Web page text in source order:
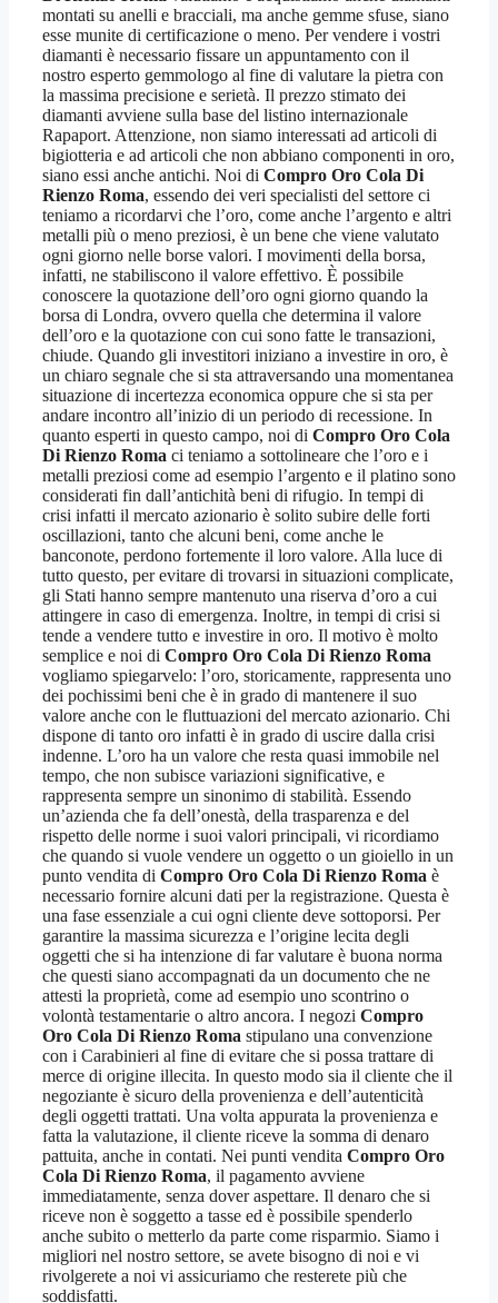
montati su anelli e bracciali, ma anche gemme sfuse, siano
esse munite di certificazione o meno. Per vendere i vostri
diamanti è necessario fissare un appuntamento con il
nostro esperto gemmologo al fine di valutare la pietra con
la massima precisione e serietà. Il prezzo stimato dei
diamanti avviene sulla base del listino internazionale
Rapaport. Attenzione, non siamo interessati ad articoli di
bigiotteria e ad articoli che non abbiano componenti in oro,
siano essi anche antichi. Noi di Compro Oro Cola Di
Rienzo Roma, essendo dei veri specialisti del settore ci
teniamo a ricordarvi che l’oro, come anche l’argento e altri
metalli più o meno preziosi, è un bene che viene valutato
ogni giorno nelle borse valori. I movimenti della borsa,
infatti, ne stabiliscono il valore effettivo. È possibile
conoscere la quotazione dell’oro ogni giorno quando la
borsa di Londra, ovvero quella che determina il valore
dell’oro e la quotazione con cui sono fatte le transazioni,
chiude. Quando gli investitori iniziano a investire in oro, è
un chiaro segnale che si sta attraversando una momentanea
situazione di incertezza economica oppure che si sta per
andare incontro all’inizio di un periodo di recessione. In
quanto esperti in questo campo, noi di Compro Oro Cola
Di Rienzo Roma ci teniamo a sottolineare che l’oro e i
metalli preziosi come ad esempio l’argento e il platino sono
considerati fin dall’antichità beni di rifugio. In tempi di
crisi infatti il mercato azionario è solito subire delle forti
oscillazioni, tanto che alcuni beni, come anche le
banconote, perdono fortemente il loro valore. Alla luce di
tutto questo, per evitare di trovarsi in situazioni complicate,
gli Stati hanno sempre mantenuto una riserva d’oro a cui
attingere in caso di emergenza. Inoltre, in tempi di crisi si
tende a vendere tutto e investire in oro. Il motivo è molto
semplice e noi di Compro Oro Cola Di Rienzo Roma
vogliamo spiegarvelo: l’oro, storicamente, rappresenta uno
dei pochissimi beni che è in grado di mantenere il suo
valore anche con le fluttuazioni del mercato azionario. Chi
dispone di tanto oro infatti è in grado di uscire dalla crisi
indenne. L’oro ha un valore che resta quasi immobile nel
tempo, che non subisce variazioni significative, e
rappresenta sempre un sinonimo di stabilità. Essendo
un’azienda che fa dell’onestà, della trasparenza e del
rispetto delle norme i suoi valori principali, vi ricordiamo
che quando si vuole vendere un oggetto o un gioiello in un
punto vendita di Compro Oro Cola Di Rienzo Roma è
necessario fornire alcuni dati per la registrazione. Questa è
una fase essenziale a cui ogni cliente deve sottoporsi. Per
garantire la massima sicurezza e l’origine lecita degli
oggetti che si ha intenzione di far valutare è buona norma
che questi siano accompagnati da un documento che ne
attesti la proprietà, come ad esempio uno scontrino o
volontà testamentarie o altro ancora. I negozi Compro
Oro Cola Di Rienzo Roma stipulano una convenzione
con i Carabinieri al fine di evitare che si possa trattare di
merce di origine illecita. In questo modo sia il cliente che il
negoziante è sicuro della provenienza e dell’autenticità
degli oggetti trattati. Una volta appurata la provenienza e
fatta la valutazione, il cliente riceve la somma di denaro
pattuita, anche in contati. Nei punti vendita Compro Oro
Cola Di Rienzo Roma, il pagamento avviene
immediatamente, senza dover aspettare. Il denaro che si
riceve non è soggetto a tasse ed è possibile spenderlo
anche subito o metterlo da parte come risparmio. Siamo i
migliori nel nostro settore, se avete bisogno di noi e vi
rivolgerete a noi vi assicuriamo che resterete più che
soddisfatti.